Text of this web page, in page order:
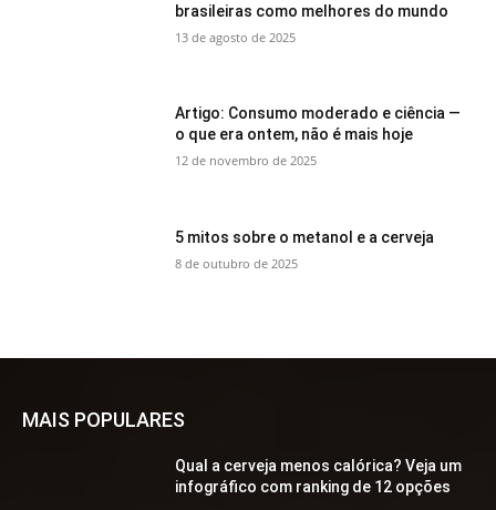
brasileiras como melhores do mundo
13 de agosto de 2025
Artigo: Consumo moderado e ciência —
o que era ontem, não é mais hoje
12 de novembro de 2025
5 mitos sobre o metanol e a cerveja
8 de outubro de 2025
MAIS POPULARES
Qual a cerveja menos calórica? Veja um
infográfico com ranking de 12 opções